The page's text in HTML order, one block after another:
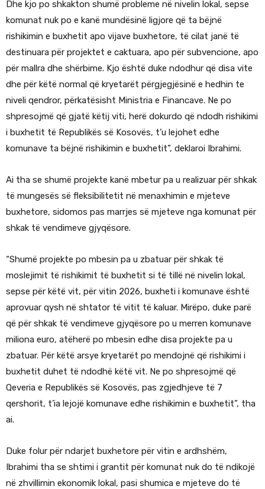
Dhe kjo po shkakton shumë probleme në nivelin lokal, sepse
komunat nuk po e kanë mundësinë ligjore që ta bëjnë
rishikimin e buxhetit apo vijave buxhetore, të cilat janë të
destinuara për projektet e caktuara, apo për subvencione, apo
për mallra dhe shërbime. Kjo është duke ndodhur që disa vite
dhe për këtë normal që kryetarët përgjegjësinë e hedhin te
niveli qendror, përkatësisht Ministria e Financave. Ne po
shpresojmë që gjatë këtij viti, herë dokurdo që ndodh rishikimi
i buxhetit të Republikës së Kosovës, t’u lejohet edhe
komunave ta bëjnë rishikimin e buxhetit”, deklaroi Ibrahimi.
Ai tha se shumë projekte kanë mbetur pa u realizuar për shkak
të mungesës së fleksibilitetit në menaxhimin e mjeteve
buxhetore, sidomos pas marrjes së mjeteve nga komunat për
shkak të vendimeve gjyqësore.
“Shumë projekte po mbesin pa u zbatuar për shkak të
moslejimit të rishikimit të buxhetit si të tillë në nivelin lokal,
sepse për këtë vit, për vitin 2026, buxheti i komunave është
aprovuar qysh në shtator të vitit të kaluar. Mirëpo, duke parë
që për shkak të vendimeve gjyqësore po u merren komunave
miliona euro, atëherë po mbesin edhe disa projekte pa u
zbatuar. Për këtë arsye kryetarët po mendojnë që rishikimi i
buxhetit duhet të ndodhë këtë vit. Ne po shpresojmë që
Qeveria e Republikës së Kosovës, pas zgjedhjeve të 7
qershorit, t’ia lejojë komunave edhe rishikimin e buxhetit”, tha
ai.
Duke folur për ndarjet buxhetore për vitin e ardhshëm,
Ibrahimi tha se shtimi i grantit për komunat nuk do të ndikojë
në zhvillimin ekonomik lokal, pasi shumica e mjeteve do të